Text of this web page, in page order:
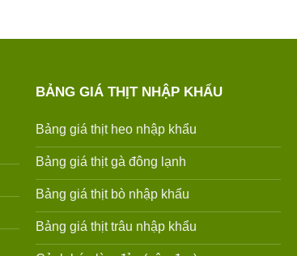
BẢNG GIÁ THỊT NHẬP KHẨU
Bảng giá thịt heo nhập khẩu
Bảng giá thịt gà đông lạnh
Bảng giá thịt bò nhập khẩu
Bảng giá thịt trâu nhập khẩu